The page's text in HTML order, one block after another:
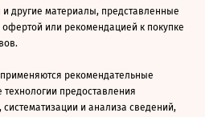
и другие материалы, представленные
или рекомендацией к покупке
рекомендательные
предоставления
и анализа сведений,